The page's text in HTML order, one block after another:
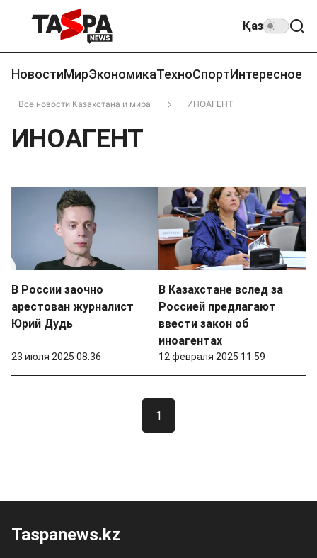
Қаз
НовостиМирЭкономикаТехноСпортИнтересное
Все новости Казахстана и мира ИНОАГЕНТ
ИНОАГЕНТ
В России заочно
арестован журналист
Юрий Дудь
23 июля 2025 08:36
В Казахстане вслед за
Россией предлагают
ввести закон об
иноагентах
12 февраля 2025 11:59
1
Taspanews.kz